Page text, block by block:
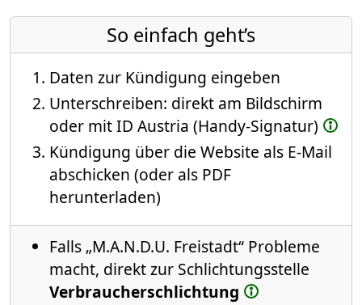
So einfach geht’s
Daten zur Kündigung eingeben
Unterschreiben: direkt am Bildschirm
oder mit ID Austria (Handy-Signatur)
Kündigung über die Website als E-Mail
abschicken (oder als PDF
herunterladen)
Falls „M.A.N.D.U. Freistadt“ Probleme
macht, direkt zur Schlichtungsstelle
Verbraucherschlichtung